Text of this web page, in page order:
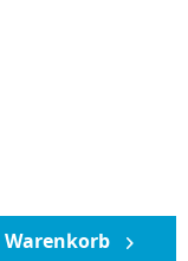
Warenkorb